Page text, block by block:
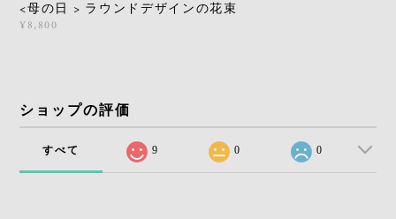
<母の日 > ラウンドデザインの花束
¥8,800
ショップの評価
すべて 9 0 0